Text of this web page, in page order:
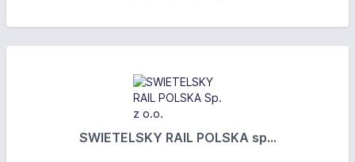
SWIETELSKY RAIL POLSKA sp...